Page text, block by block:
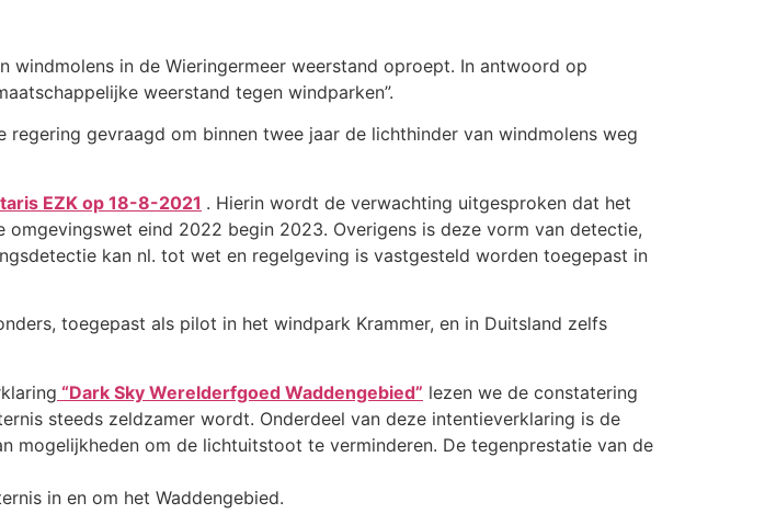
in de Wieringermeer weerstand oproept. In antwoord op
weerstand tegen windparken”.
regering gevraagd om binnen twee jaar de lichthinder van windmolens weg
EZK op 18-8-2021 . Hierin wordt de verwachting uitgesproken dat het
eind 2022 begin 2023. Overigens is deze vorm van detectie,
kan nl. tot wet en regelgeving is vastgesteld worden toegepast in
toegepast als pilot in het windpark Krammer, en in Duitsland zelfs
“Dark Sky Werelderfgoed Waddengebied” lezen we de constatering
steeds zeldzamer wordt. Onderdeel van deze intentieverklaring is de
mogelijkheden om de lichtuitstoot te verminderen. De tegenprestatie van de
in en om het Waddengebied.